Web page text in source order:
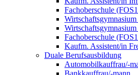
Fachoberschule
Fachoberschule
Kaufm. Assistent/in
Duale Berufsausbildung
Automobilkauffrau/-
Bankkauffrau/-mann